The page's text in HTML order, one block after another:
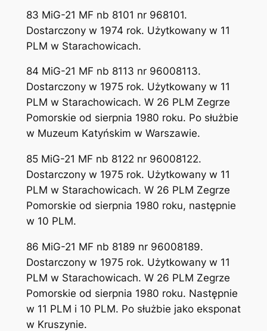
83 MiG-21 MF nb 8101 nr 968101.
Dostarczony w 1974 rok. Użytkowany w 11
PLM w Starachowicach.
84 MiG-21 MF nb 8113 nr 96008113.
Dostarczony w 1975 rok. Użytkowany w 11
PLM w Starachowicach. W 26 PLM Zegrze
Pomorskie od sierpnia 1980 roku. Po służbie
w Muzeum Katyńskim w Warszawie.
85 MiG-21 MF nb 8122 nr 96008122.
Dostarczony w 1975 rok. Użytkowany w 11
PLM w Starachowicach. W 26 PLM Zegrze
Pomorskie od sierpnia 1980 roku, następnie
w 10 PLM.
86 MiG-21 MF nb 8189 nr 96008189.
Dostarczony w 1975 rok. Użytkowany w 11
PLM w Starachowicach. W 26 PLM Zegrze
Pomorskie od sierpnia 1980 roku. Następnie
w 11 PLM i 10 PLM. Po służbie jako eksponat
w Kruszynie.